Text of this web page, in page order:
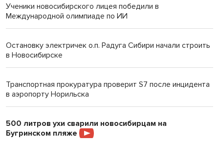
Ученики новосибирского лицея победили в
Международной олимпиаде по ИИ
Остановку электричек о.п. Радуга Сибири начали строить
в Новосибирске
Транспортная прокуратура проверит S7 после инцидента
в аэропорту Норильска
500 литров ухи сварили новосибирцам на
Бугринском пляже